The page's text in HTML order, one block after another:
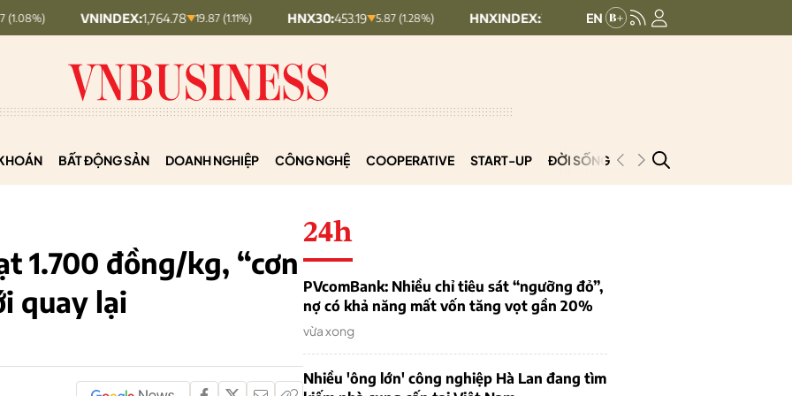
VNINDEX: 1,764.78 19.87 (1.11%) HNX30: 453.19 5.87 (1.28%) HNXINDEX: 292.64 8.56 (2.84%) UPCOMINDEX:
BẤT ĐỘNG SẢN DOANH NGHIỆP CÔNG NGHỆ COOPERATIVE START-UP ĐỜI SỐNG PODCAST
1.700 đồng/kg, “cơn
quay lại
24h
PVcomBank: Nhiều chỉ tiêu sát “ngưỡng đỏ”,
nợ có khả năng mất vốn tăng vọt gần 20%
vừa xong
Nhiều 'ông lớn' công nghiệp Hà Lan đang tìm